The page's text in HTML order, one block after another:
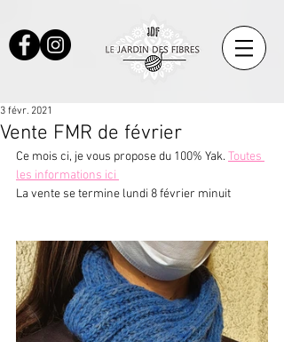
Vente FMR de février
3 févr. 2021
Ce mois ci, je vous propose du 100% Yak. Toutes
les informations ici
La vente se termine lundi 8 février minuit